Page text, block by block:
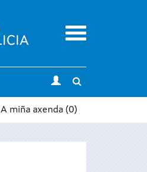
Menu
search
A miña axenda (0)